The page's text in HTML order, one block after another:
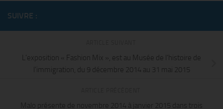
SUIVRE :
L’exposition « Fashion Mix », est au Musée de l’histoire de
l’immigration, du 9 décembre 2014 au 31 mai 2015
Malo présente de novembre 2014 à janvier 2015 dans trois